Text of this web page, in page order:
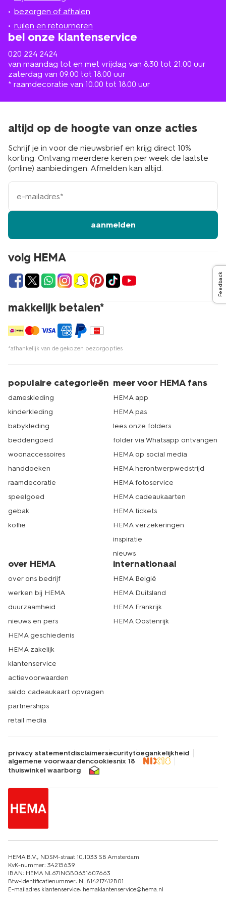
bezorgen of afhalen
ruilen en retourneren
bel onze klantenservice
020 224 2424
van maandag tot en met vrijdag van 8.30 tot 21.00 uur
zaterdag van 09.00 tot 18.00 uur
* raamdecoratie van 10.00 tot 18.00 uur
de
buurt
volg HEMA
makkelijk betalen*
*afhankelijk van de gekozen bezorgopties
altijd op de hoogte van onze acties
Schrijf je in voor de nieuwsbrief en krijg direct 10%
korting. Ontvang meerdere keren per week de laatste
(online) aanbiedingen. Afmelden kan altijd.
e-
mailadres
aanmelden
populaire categorieën
dameskleding
kinderkleding
babykleding
beddengoed
woonaccessoires
handdoeken
raamdecoratie
speelgoed
gebak
koffie
meer voor HEMA fans
HEMA app
HEMA pas
lees onze folders
folder via Whatsapp ontvangen
HEMA op social media
HEMA herontwerpwedstrijd
HEMA fotoservice
HEMA cadeaukaarten
HEMA tickets
HEMA verzekeringen
inspiratie
nieuws
over HEMA
over ons bedrijf
werken bij HEMA
duurzaamheid
nieuws en pers
HEMA geschiedenis
HEMA zakelijk
klantenservice
actievoorwaarden
saldo cadeaukaart opvragen
partnerships
retail media
internationaal
HEMA België
HEMA Duitsland
HEMA Frankrijk
HEMA Oostenrijk
privacy statementdisclaimersecuritytoegankelijkheid
algemene voorwaardencookiesnix 18
thuiswinkel waarborg
HEMA B.V., NDSM-straat 10,1033 SB Amsterdam
KvK-nummer: 34215639
IBAN: HEMA NL67INGB0651607663
Btw-identificatienummer: NL814217412B01
E-mailadres klantenservice: hemaklantenservice@hema.nl
Feedback